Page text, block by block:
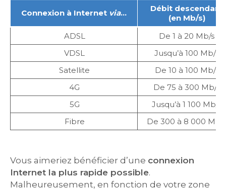
Connexion à Internet via…
Débit descendant
(en Mb/s)
ADSL
De 1 à 20 Mb/s
VDSL
Jusqu’à 100 Mb/s
Satellite
De 10 à 100 Mb/s
4G
De 75 à 300 Mb/s
5G
Jusqu’à 1 100 Mb/s
Fibre
De 300 à 8 000 Mb/s
Vous aimeriez bénéficier d’une connexion
Internet la plus rapide possible.
Malheureusement, en fonction de votre zone